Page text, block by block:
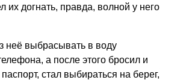
их догнать, правда, волной у него
неё выбрасывать в воду
а после этого бросил и
стал выбираться на берег,